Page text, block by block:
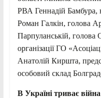
РВА Геннадій Бамбура,
Роман Галкін, голова
Парпуланській, голова
організації ГО
Анатолій Киршта,
особовий склад
В Україні триває